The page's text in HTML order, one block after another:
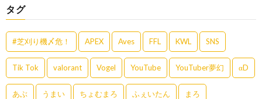
タグ
#芝刈り機〆危！ APEX Aves FFL KWL SNS
Tik Tok valorant Vogel YouTube YouTuber夢幻 αD
あぶ うまい ちょむまろ ふぇいたん まろ